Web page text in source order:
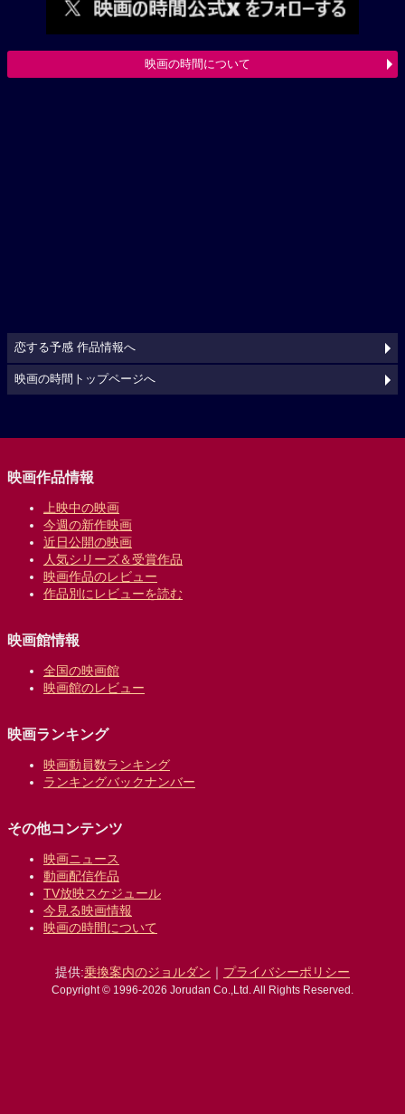
映画の時間について
恋する予感 作品情報へ
映画の時間トップページへ
映画作品情報
上映中の映画
今週の新作映画
近日公開の映画
人気シリーズ＆受賞作品
映画作品のレビュー
作品別にレビューを読む
映画館情報
全国の映画館
映画館のレビュー
映画ランキング
映画動員数ランキング
ランキングバックナンバー
その他コンテンツ
映画ニュース
動画配信作品
TV放映スケジュール
今見る映画情報
映画の時間について
提供:乗換案内のジョルダン ｜ プライバシーポリシー
Copyright © 1996-2026 Jorudan Co.,Ltd. All Rights Reserved.